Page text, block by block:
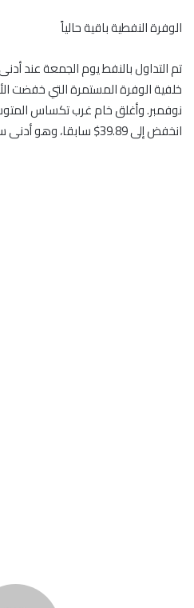
الوفرة النفطية باقية حالياً
تم التداول بالنفط يوم الجمعة عند
انخفض إلى 39.89$ سابقا، وهو أدنى سعر له منذ 27 أغسطس